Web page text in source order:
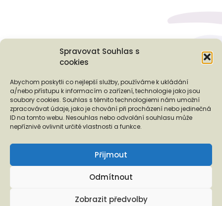
Spravovat Souhlas s
cookies
Abychom poskytli co nejlepší služby, používáme k ukládání
a/nebo přístupu k informacím o zařízení, technologie jako jsou
soubory cookies. Souhlas s těmito technologiemi nám umožní
zpracovávat údaje, jako je chování při procházení nebo jedinečná
ID na tomto webu. Nesouhlas nebo odvolání souhlasu může
nepříznivě ovlivnit určité vlastnosti a funkce.
Přijmout
Odmítnout
Zobrazit předvolby
Podporují nás...
❬ ❭